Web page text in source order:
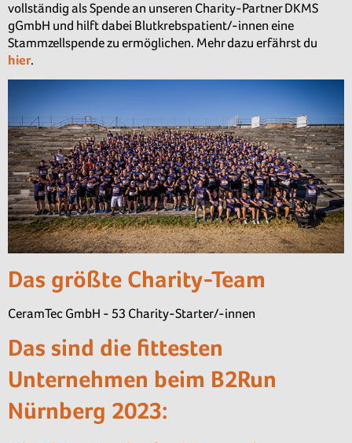
vollständig als Spende an unseren Charity-Partner DKMS
gGmbH und hilft dabei Blutkrebspatient/-innen eine
Stammzellspende zu ermöglichen. Mehr dazu erfährst du
hier.
Das größte Charity-Team
CeramTec GmbH - 53 Charity-Starter/-innen
Das sind die fittesten
Unternehmen beim B2Run
Nürnberg 2023: